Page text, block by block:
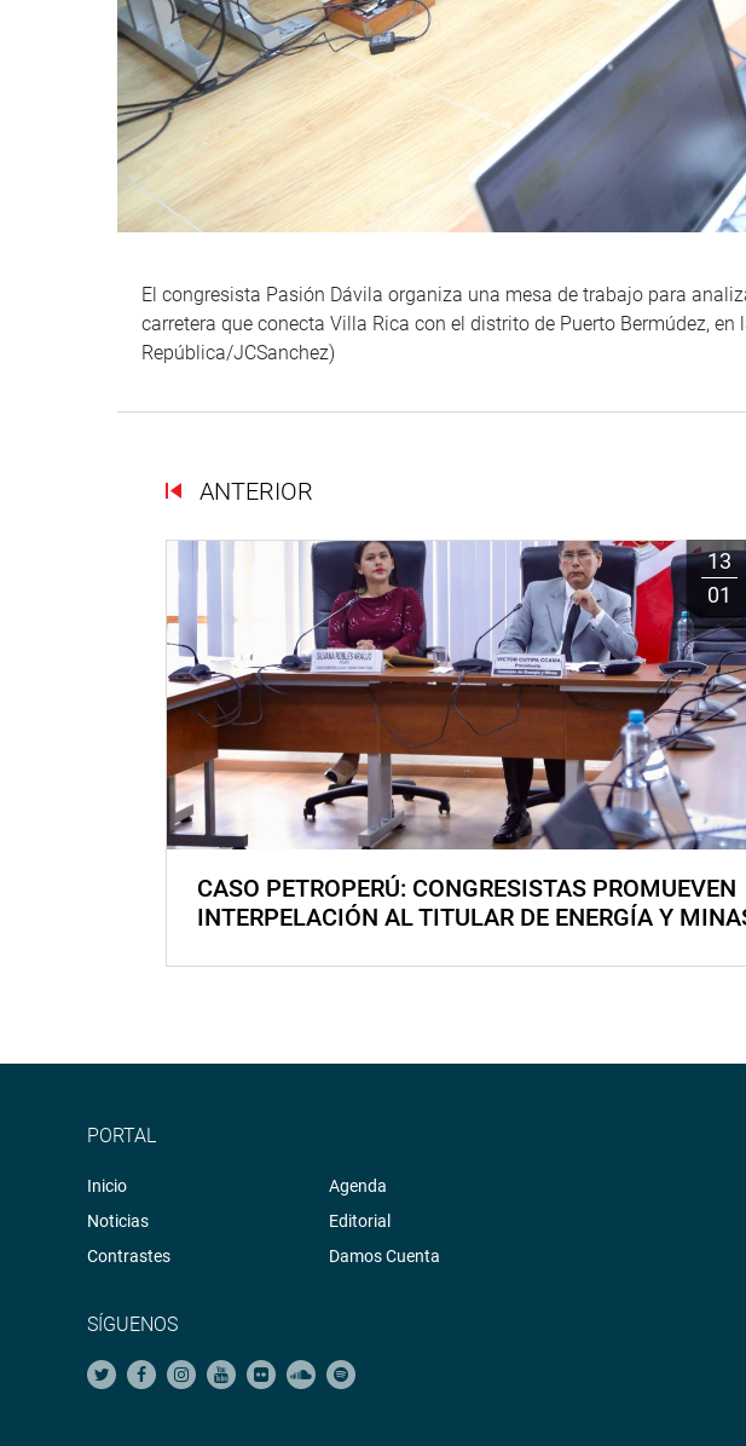
El congresista Pasión Dávila organiza una mesa de trabajo para
carretera que conecta Villa Rica con el distrito de Puerto Bermúdez,
República/JCSanchez)
ANTERIOR
13
01
CASO PETROPERÚ: CONGRESISTAS PROMUEVEN
INTERPELACIÓN AL TITULAR DE ENERGÍA Y
PORTAL
Inicio
Noticias
Contrastes
Agenda
Editorial
Damos Cuenta
SÍGUENOS